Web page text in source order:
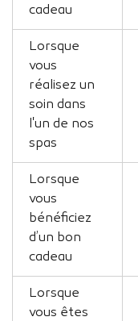
cadeau
Lorsque
vous
réalisez un
soin dans
l'un de nos
spas
Lorsque
vous
bénéficiez
d’un bon
cadeau
Lorsque
vous êtes